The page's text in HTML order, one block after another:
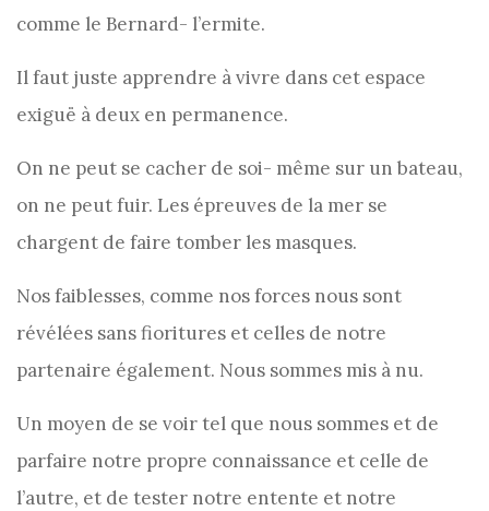
comme le Bernard- l’ermite.
Il faut juste apprendre à vivre dans cet espace
exiguë à deux en permanence.
On ne peut se cacher de soi- même sur un bateau,
on ne peut fuir. Les épreuves de la mer se
chargent de faire tomber les masques.
Nos faiblesses, comme nos forces nous sont
révélées sans fioritures et celles de notre
partenaire également. Nous sommes mis à nu.
Un moyen de se voir tel que nous sommes et de
parfaire notre propre connaissance et celle de
l’autre, et de tester notre entente et notre